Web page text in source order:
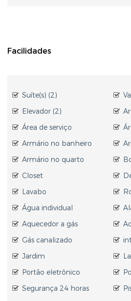
Facilidades
Suíte(s) (2)
Elevador (2)
Área de serviço
Armário no banheiro
Armário no quarto
Closet
Lavabo
Água individual
Aquecedor a gás
Gás canalizado
Jardim
Portão eletrônico
Segurança 24 horas